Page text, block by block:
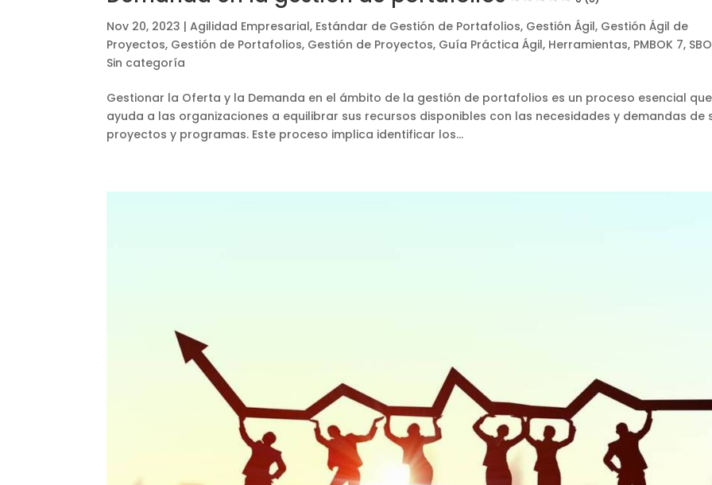
Nov 20, 2023 |Agilidad Empresarial, Estándar de Gestión de Portafolios, Gestión Ágil, Gestión Ágil de
Proyectos, Gestión de Portafolios, Gestión de Proyectos, Guía Práctica Ágil, Herramientas, PMBOK 7,
Sin categoría
Gestionar la Oferta y la Demanda en el ámbito de la gestión de portafolios es un proceso esencial que
ayuda a las organizaciones a equilibrar sus recursos disponibles con las necesidades y demandas de
proyectos y programas. Este proceso implica identificar los...